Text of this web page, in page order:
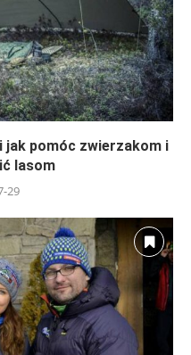
jak pomóc zwierzakom i
lasom
29